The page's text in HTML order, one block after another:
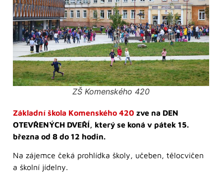
ZŠ Komenského 420
Základní škola Komenského 420 zve na DEN
OTEVŘENÝCH DVEŘÍ, který se koná v pátek 15.
března od 8 do 12 hodin.
Na zájemce čeká prohlídka školy, učeben, tělocvičen
a školní jídelny.